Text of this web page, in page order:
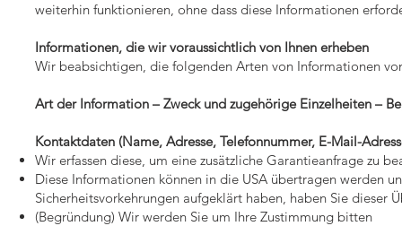
weiterhin funktionieren, ohne dass diese Informationen
Informationen, die wir voraussichtlich von Ihnen erheben
Wir beabsichtigen, die folgenden Arten von Informationen
Art der Information – Zweck und zugehörige Einzelheiten –
Kontaktdaten (Name, Adresse, Telefonnummer, E-Mail-
Wir erfassen diese, um eine zusätzliche Garantieanfrage zu
Diese Informationen können in die USA übertragen werden
Sicherheitsvorkehrungen aufgeklärt haben, haben Sie dieser
(Begründung) Wir werden Sie um Ihre Zustimmung bitten